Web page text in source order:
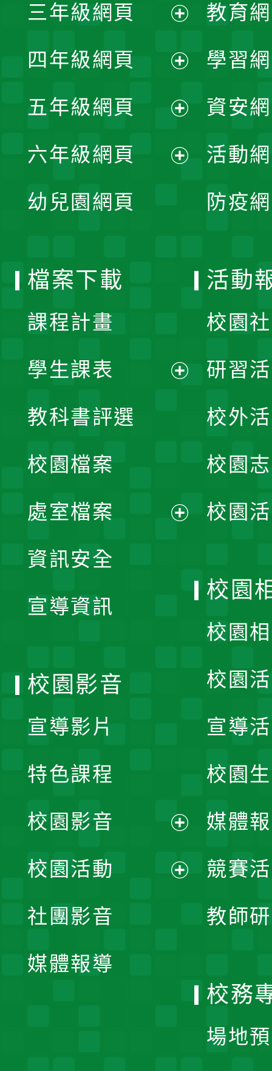
選
單
開
選
單
三年級網頁
開
選
單
四年級網頁
開
選
五年級網頁
開
六年級網頁
幼兒園網頁
教育
學習
資安
活動
防疫
檔案下載
課程計畫
學生課表
單
教科書評選
校園檔案
處室檔案
資訊安全
宣導資訊
活動
校園
研習
校外
校園
校園
校園
校園
校園
宣導
校園
媒體
競賽
教師
校園影音
宣導影片
特色課程
校園影音
開
校園活動
社團影音
媒體報導
校務
場地